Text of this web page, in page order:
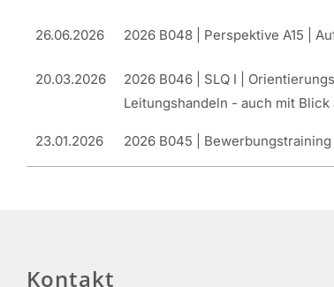
26.06.2026 2026 B048 | Perspektive A15 |
20.03.2026
2026 B046 | SLQ I |
Leitungshandeln - auch mit Blick
23.01.2026 2026 B045 | Bewerbungstraining
Kontakt